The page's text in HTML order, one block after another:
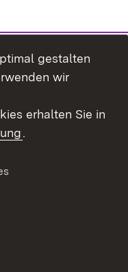
zur
gestalten
wir
erhalten Sie in
.